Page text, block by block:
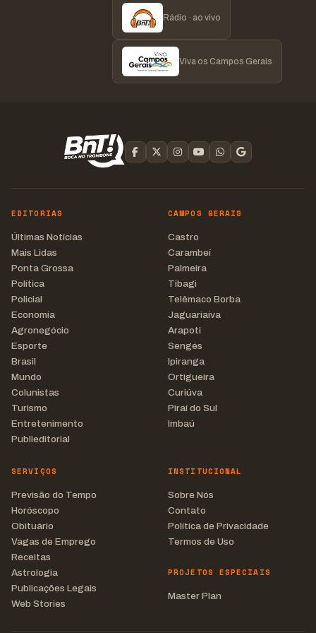
Rádio · ao vivo
Viva os Campos Gerais
EDITORIAS
Últimas Notícias
Mais Lidas
Ponta Grossa
Política
Policial
Economia
Agronegócio
Esporte
Brasil
Mundo
Colunistas
Turismo
Entretenimento
Publieditorial
CAMPOS GERAIS
Castro
Carambeí
Palmeira
Tibagi
Telêmaco Borba
Jaguariaíva
Arapoti
Sengés
Ipiranga
Ortigueira
Curiúva
Piraí do Sul
Imbaú
SERVIÇOS
Previsão do Tempo
Horóscopo
Obituário
Vagas de Emprego
Receitas
Astrologia
Publicações Legais
Web Stories
INSTITUCIONAL
Sobre Nós
Contato
Política de Privacidade
Termos de Uso
PROJETOS ESPECIAIS
Master Plan